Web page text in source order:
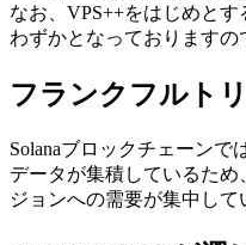
なお、VPS++をはじめと
わずかとなっておりますの
フランクフルト
Solanaブロックチェーン
データが集積しているた
ジョンへの需要が集中して